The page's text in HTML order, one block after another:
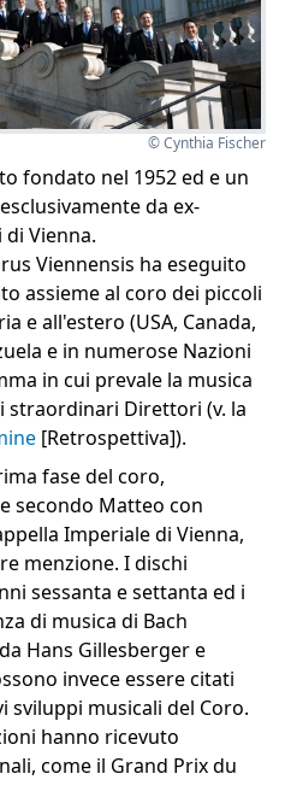
© Cynthia Fischer
fondato nel 1952 ed e un
da ex-
Vienna.
Viennensis ha eseguito
assieme al coro dei piccoli
e all'estero (USA, Canada,
e in numerose Nazioni
in cui prevale la musica
straordinari Direttori (v. la
[Retrospettiva]).
fase del coro,
secondo Matteo con
Imperiale di Vienna,
menzione. I dischi
sessanta e settanta ed i
di musica di Bach
Hans Gillesberger e
invece essere citati
sviluppi musicali del Coro.
hanno ricevuto
come il Grand Prix du